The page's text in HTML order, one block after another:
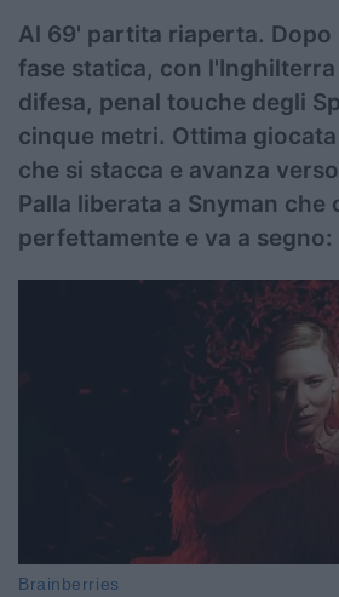
Al 69' partita riaperta. Dopo
fase statica, con
difesa, penal touche degli
cinque metri. Ottima
che si stacca e avanza
Palla liberata a Snyman che
perfettamente e va a segno: